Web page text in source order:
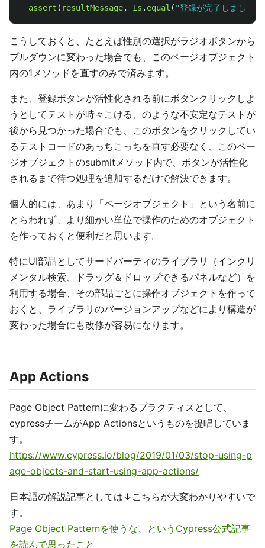
assert ( resultMessage, Is . equal ( "登録が完了しました
こうしておくと、たとえば性別の選択がラジオボタンから
プルダウンに変わった場合でも、このページオブジェクト
内の1メソッドを直すのみで済みます。
また、登録ボタンが活性化される前にボタンクリックしよ
うとしてテストが時々こける、のような不安定なテストが
後から見つかった場合でも、このボタンをクリックしてい
るテストコードのあっちこっちを直す必要なく、このペー
ジオブジェクトのsubmitメソッド内で、ボタンが活性化
されるまで待つ処理を追加するだけで解決できます。
個人的には、あまり「ページオブジェクト」という名前に
とらわれず、より細かい単位で操作のためのオブジェクト
を作っておくと便利だと思います。
特にUI部品としてサードバーティのライブラリ（インクリ
メンタル検索、ドラッグ＆ドロップできるパネルなど）を
利用する場合、その部品ごとに操作オブジェクトを作って
おくと、ライブラリのバージョンアップなどにより構造が
変わった場合にも改修が容易になります。
App Actions
Page Object Patternに変わるプラクティスとして、
cypressチームがApp Actionsというものを提唱していま
す。
https://www.cypress.io/blog/2019/01/03/stop-using-p
age-objects-and-start-using-app-actions/
日本語の解説記事としては↓こちらが大変わかりやすいで
す。
Page Object Patternを使うな、というCypress公式記事
を読んで思ったこと